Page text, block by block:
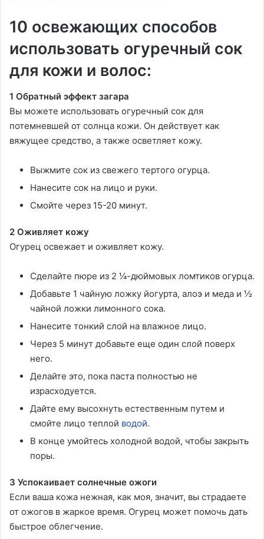
10 освежающих способов
использовать огуречный сок
для кожи и волос:
1 Обратный эффект загара
Вы можете использовать огуречный сок для
потемневшей от солнца кожи. Он действует как
вяжущее средство, а также осветляет кожу.
Выжмите сок из свежего тертого огурца.
Нанесите сок на лицо и руки.
Смойте через 15-20 минут.
2 Оживляет кожу
Огурец освежает и оживляет кожу.
Сделайте пюре из 2 ¼-дюймовых ломтиков огурца.
Добавьте 1 чайную ложку йогурта, алоэ и меда и ½
чайной ложки лимонного сока.
Нанесите тонкий слой на влажное лицо.
Через 5 минут добавьте еще один слой поверх
него.
Делайте это, пока паста полностью не
израсходуется.
Дайте ему высохнуть естественным путем и
смойте лицо теплой водой.
В конце умойтесь холодной водой, чтобы закрыть
поры.
3 Успокаивает солнечные ожоги
Если ваша кожа нежная, как моя, значит, вы страдаете
от ожогов в жаркое время. Огурец может помочь дать
быстрое облегчение.